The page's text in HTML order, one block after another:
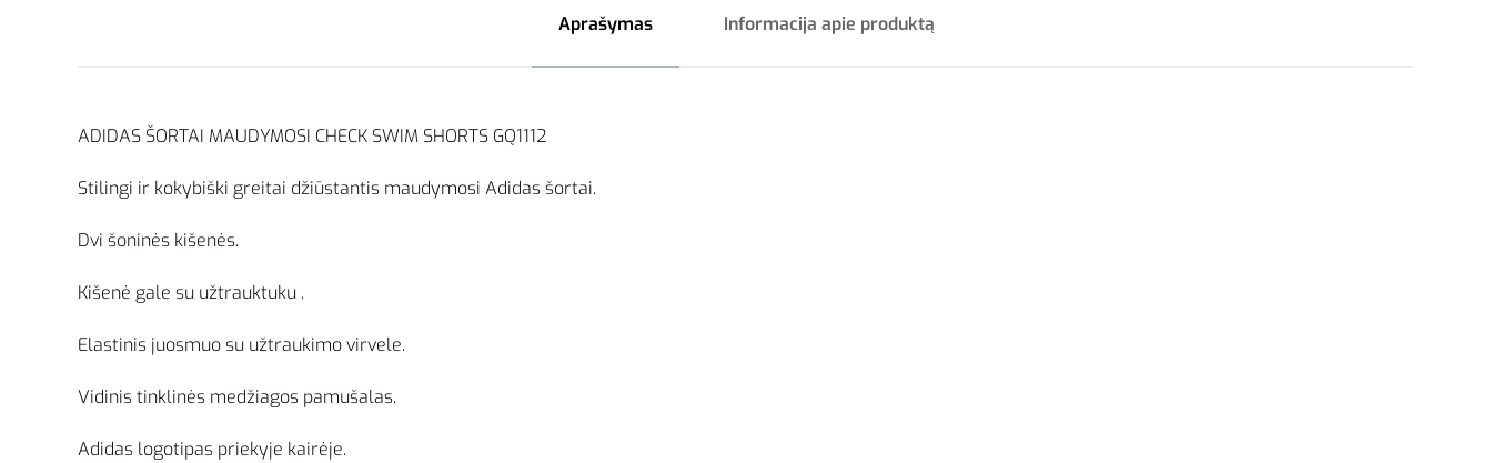
Aprašymas Informacija apie produktą
ADIDAS ŠORTAI MAUDYMOSI CHECK SWIM SHORTS GQ1112
Stilingi ir kokybiški greitai džiūstantis maudymosi Adidas šortai.
Dvi šoninės kišenės.
Kišenė gale su užtrauktuku .
Elastinis juosmuo su užtraukimo virvele.
Vidinis tinklinės medžiagos pamušalas.
Adidas logotipas priekyje kairėje.